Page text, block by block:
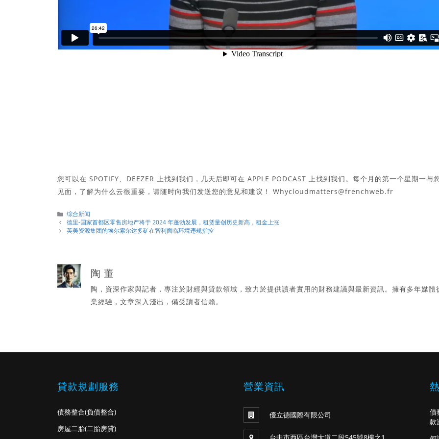
您可以在 SPOTIFY、DEEZER 上找到我们，几天后即可在 APPLE PODCAST 上找到我们。每个月的第一个星期一与
见面，了解为什么云很重要，请随时向我们发送您的意见和建议！ Whycloudmatters@frenchweb.fr
分
類
综合新闻
德里-国家首都区零售房地产将于 2024 年蓬勃发展，租赁量创历史新高，租金上涨
英美资源集团的埃尔索尔达多矿在智利面临环境违规指控
陶 董
陶，資深作家與記者，專注於財經與貸款領域，致力於提供讀者實用的財務建議與最新資訊。擁有多年媒體
業經驗，文章深入淺出，備受讀者信賴。
貸款規劃服務
債務整合(負債整合)
房屋二胎(二胎房貸)
營業資訊
優立德國際有限公司
債
款